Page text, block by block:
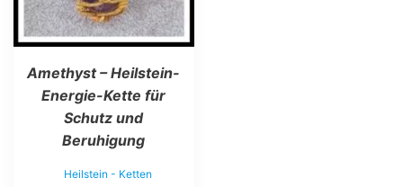
Amethyst – Heilstein-
Energie-Kette für
Schutz und
Beruhigung
Heilstein - Ketten